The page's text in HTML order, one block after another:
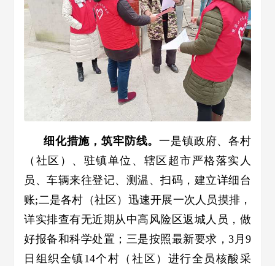
细化措施，筑牢防线。一是镇政府、各村
（社区）、驻镇单位、辖区超市严格落实人
员、车辆来往登记、测温、扫码，建立详细台
账;二是各村（社区）迅速开展一次人员摸排，
详实排查有无近期从中高风险区返城人员，做
好报备和科学处置；三是按照最新要求，3月9
日组织全镇14个村（社区）进行全员核酸采